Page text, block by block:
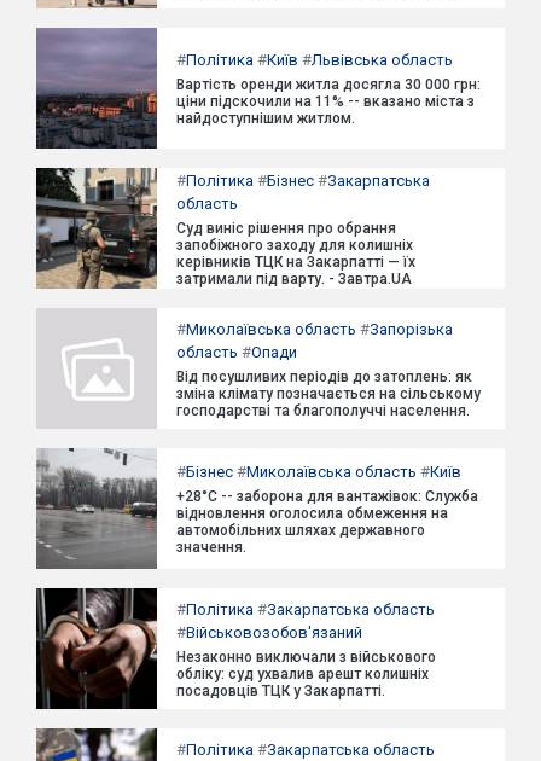
#Політика #Київ #Львівська область
Вартість оренди житла досягла 30 000 грн:
ціни підскочили на 11% -- вказано міста з
найдоступнішим житлом.
#Політика #Бізнес #Закарпатська
область
Суд виніс рішення про обрання
запобіжного заходу для колишніх
керівників ТЦК на Закарпатті — їх
затримали під варту. - Завтра.UA
#Миколаївська область #Запорізька
область #Опади
Від посушливих періодів до затоплень: як
зміна клімату позначається на сільському
господарстві та благополуччі населення.
#Бізнес #Миколаївська область #Київ
+28°C -- заборона для вантажівок: Служба
відновлення оголосила обмеження на
автомобільних шляхах державного
значення.
#Політика #Закарпатська область
#Військовозобов'язаний
Незаконно виключали з військового
обліку: суд ухвалив арешт колишніх
посадовців ТЦК у Закарпатті.
#Політика #Закарпатська область